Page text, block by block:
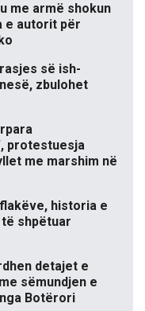
me armë shokun
e autorit për
së ish-
zbulohet
protestuesja
me marshim në
historia e
shpëtuar
detajet e
sëmundjen e
Botërori